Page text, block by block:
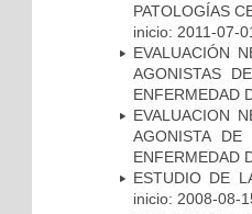
PATOLOGÍAS
inicio: 2011-07-
EVALUACIÓN
AGONISTAS
ENFERMEDAD
EVALUACION
AGONISTA
ENFERMEDAD
ESTUDIO DE
inicio: 2008-08-